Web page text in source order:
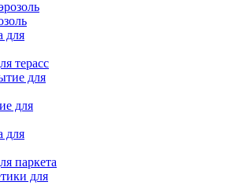
терасс
для
паркета